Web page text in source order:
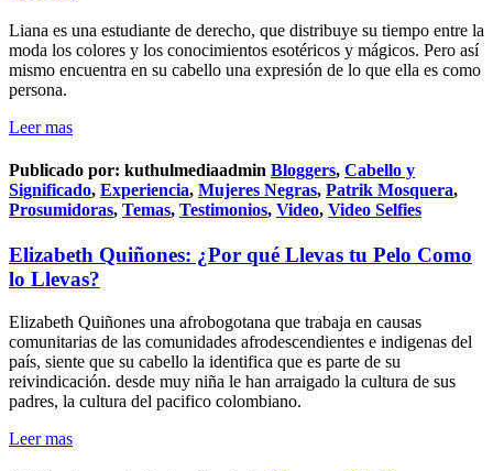
Liana es una estudiante de derecho, que distribuye su tiempo entre la
moda los colores y los conocimientos esotéricos y mágicos. Pero así
mismo encuentra en su cabello una expresión de lo que ella es como
persona.
Leer mas
Publicado por: kuthulmediaadmin Bloggers, Cabello y
Significado, Experiencia, Mujeres Negras, Patrik Mosquera,
Prosumidoras, Temas, Testimonios, Video, Video Selfies
Elizabeth Quiñones: ¿Por qué Llevas tu Pelo Como
lo Llevas?
Elizabeth Quiñones una afrobogotana que trabaja en causas
comunitarias de las comunidades afrodescendientes e indigenas del
país, siente que su cabello la identifica que es parte de su
reivindicación. desde muy niña le han arraigado la cultura de sus
padres, la cultura del pacifico colombiano.
Leer mas